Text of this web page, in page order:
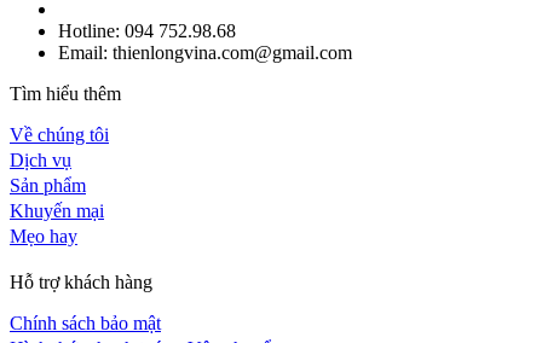
Hotline: 094 752.98.68
Email: thienlongvina.com@gmail.com
Tìm hiểu thêm
Về chúng tôi
Dịch vụ
Sản phẩm
Khuyến mại
Mẹo hay
Hỗ trợ khách hàng
Chính sách bảo mật